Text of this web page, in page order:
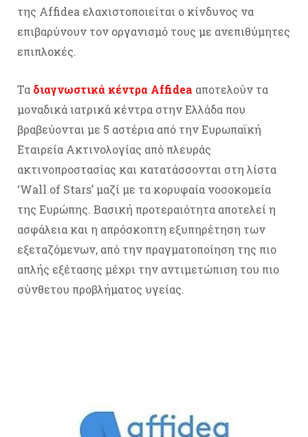
της Affidea ελαχιστοποιείται ο κίνδυνος να
επιβαρύνουν τον οργανισμό τους με ανεπιθύμητες
επιπλοκές.
Τα διαγνωστικά κέντρα Affidea αποτελούν τα
μοναδικά ιατρικά κέντρα στην Ελλάδα που
βραβεύονται με 5 αστέρια από την Ευρωπαϊκή
Εταιρεία Ακτινολογίας από πλευράς
ακτινοπροστασίας και κατατάσσονται στη λίστα
‘Wall of Stars’ μαζί με τα κορυφαία νοσοκομεία
της Ευρώπης. Βασική προτεραιότητα αποτελεί η
ασφάλεια και η απρόσκοπτη εξυπηρέτηση των
εξεταζόμενων, από την πραγματοποίηση της πιο
απλής εξέτασης μέχρι την αντιμετώπιση του πιο
σύνθετου προβλήματος υγείας.